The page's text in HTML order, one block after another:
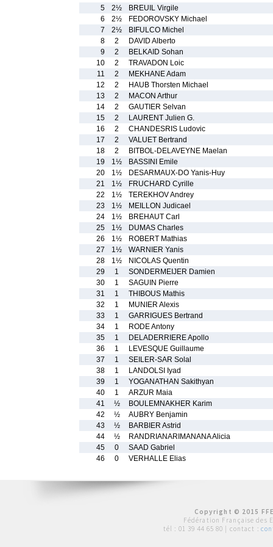
5
2½
BREUIL Virgile
6
2½
FEDOROVSKY Michael
7
2½
BIFULCO Michel
8
2
DAVID Alberto
9
2
BELKAID Sohan
10
2
TRAVADON Loic
11
2
MEKHANE Adam
12
2
HAUB Thorsten Michael
13
2
MACON Arthur
14
2
GAUTIER Selvan
15
2
LAURENT Julien G.
16
2
CHANDESRIS Ludovic
17
2
VALUET Bertrand
18
2
BITBOL-DELAVEYNE Maelan
19
1½
BASSINI Emile
20
1½
DESARMAUX-DO Yanis-Huy
21
1½
FRUCHARD Cyrille
22
1½
TEREKHOV Andrey
23
1½
MEILLON Judicael
24
1½
BREHAUT Carl
25
1½
DUMAS Charles
26
1½
ROBERT Mathias
27
1½
WARNIER Yanis
28
1½
NICOLAS Quentin
29
1
SONDERMEIJER Damien
30
1
SAGUIN Pierre
31
1
THIBOUS Mathis
32
1
MUNIER Alexis
33
1
GARRIGUES Bertrand
34
1
RODE Antony
35
1
DELADERRIERE Apollo
36
1
LEVESQUE Guillaume
37
1
SEILER-SAR Solal
38
1
LANDOLSI Iyad
39
1
YOGANATHAN Sakithyan
40
1
ARZUR Maia
41
½
BOULEMNAKHER Karim
42
½
AUBRY Benjamin
43
½
BARBIER Astrid
44
½
RANDRIANARIMANANA Alicia
45
0
SAAD Gabriel
46
0 VERHALLE Elias
Copyright © 2015
Fédération Française des
tél : 01 39 44 65 80 | contact :